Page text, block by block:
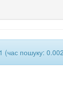
(час пошуку: